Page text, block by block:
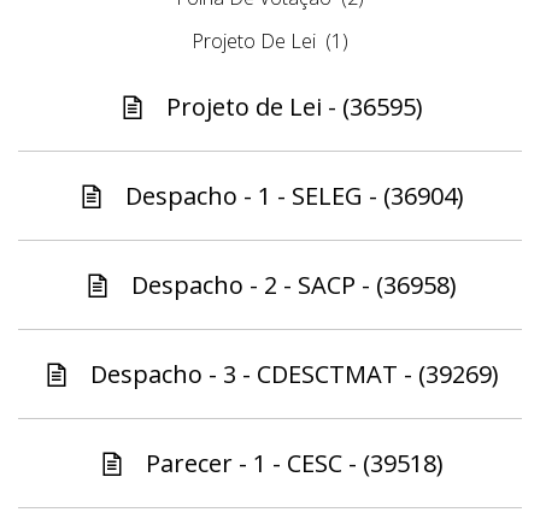
Projeto De Lei (1)
Projeto de Lei - (36595)
Despacho - 1 - SELEG - (36904)
Despacho - 2 - SACP - (36958)
Despacho - 3 - CDESCTMAT - (39269)
Parecer - 1 - CESC - (39518)